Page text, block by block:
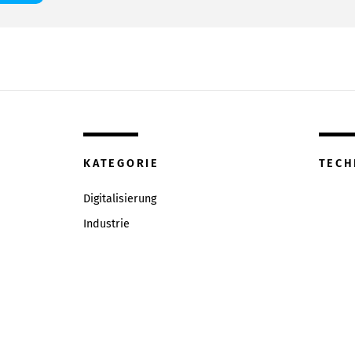
KATEGORIE
Digitalisierung
Industrie